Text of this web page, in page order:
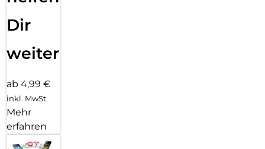
Dir
weiter
ab 4,99 €
inkl. MwSt.
Mehr
erfahren